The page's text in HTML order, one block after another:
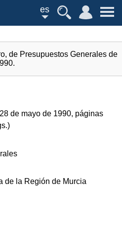
es
de Presupuestos Generales de
de mayo de 1990, páginas
)
de la Región de Murcia